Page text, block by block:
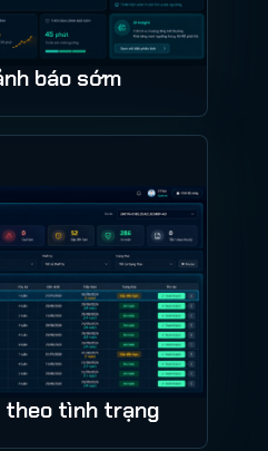
báo sớm
theo tình trạng